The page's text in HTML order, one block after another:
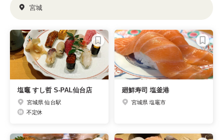
宮城
塩竈 すし哲 S-PAL仙台店
宮城県 仙台駅
不定休
廻鮮寿司 塩釜港
宮城県 塩竈市